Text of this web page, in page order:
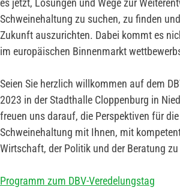
es jetzt, Lösungen und Wege zur
Schweinehaltung zu suchen, zu finden
Zukunft auszurichten. Dabei kommt es
im europäischen Binnenmarkt
Seien Sie herzlich willkommen auf dem
2023 in der Stadthalle Cloppenburg in
freuen uns darauf, die Perspektiven für
Schweinehaltung mit Ihnen, mit
Wirtschaft, der Politik und der Beratung
Programm zum DBV-Veredelungstag